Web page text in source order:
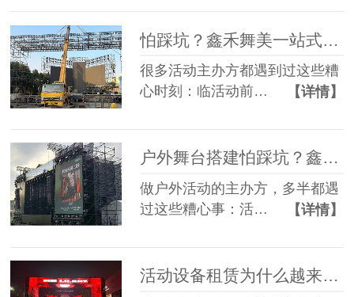
怕踩坑？鑫禾舞美一站式租赁搭建帮你省一半心
很多活动主办方都遇到过这些糟
心时刻：临活动前…
【详情】
户外舞台搭建怕踩坑？鑫禾舞美给你稳稳的保障
做户外活动的主办方，多半都遇
过这些糟心事：活…
【详情】
活动设备租赁为什么越来越多人选一站式？